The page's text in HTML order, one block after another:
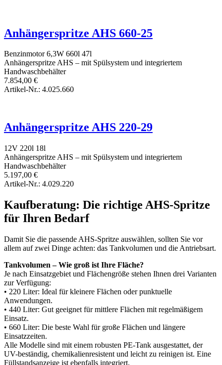
Anhängerspritze AHS 660-25
Benzinmotor 6,3W 660l 47l
Anhängerspritze AHS – mit Spülsystem und integriertem
Handwaschbehälter
7.854,00 €
Artikel-Nr.: 4.025.660
Anhängerspritze AHS 220-29
12V 220l 18l
Anhängerspritze AHS – mit Spülsystem und integriertem
Handwaschbehälter
5.197,00 €
Artikel-Nr.: 4.029.220
Kaufberatung: Die richtige AHS-Spritze
für Ihren Bedarf
Damit Sie die passende AHS-Spritze auswählen, sollten Sie vor
allem auf zwei Dinge achten: das Tankvolumen und die Antriebsart.
Tankvolumen – Wie groß ist Ihre Fläche?
Je nach Einsatzgebiet und Flächengröße stehen Ihnen drei Varianten
zur Verfügung:
• 220 Liter: Ideal für kleinere Flächen oder punktuelle
Anwendungen.
• 440 Liter: Gut geeignet für mittlere Flächen mit regelmäßigem
Einsatz.
• 660 Liter: Die beste Wahl für große Flächen und längere
Einsatzzeiten.
Alle Modelle sind mit einem robusten PE-Tank ausgestattet, der
UV-beständig, chemikalienresistent und leicht zu reinigen ist. Eine
Füllstandsanzeige ist ebenfalls integriert.